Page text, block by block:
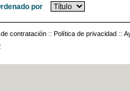
por
contratación :: Política de privacidad ::